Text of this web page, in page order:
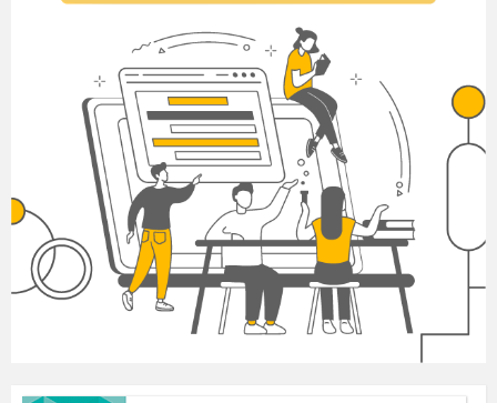
Рослинна, промислова
Утворює, огортає, одягає
Тканина – це сукупність ниток або клітин
Покривало» )
Мозковий штурм: учні підбирають слова – асоціації
до поняття «тканина» ( одяг, текстильна, лляна,
рослинна, бавовняна, шовкова, нитка…)
IV.
Повідомлення теми, мети,
завдань уроку ( запис в зошит )
V.
Сприйняття та засвоєння
учнями нового навчального матеріалу
Розповідь-пояснення змісту поняття «тканина».
У багатоклітинних рослин клітини можуть